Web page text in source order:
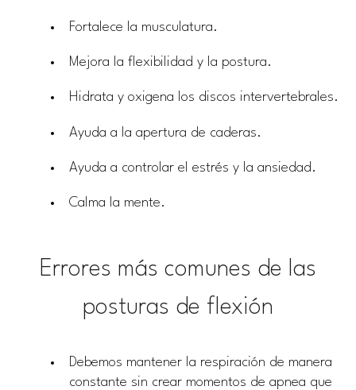
Fortalece la musculatura.
Mejora la flexibilidad y la postura.
Hidrata y oxigena los discos intervertebrales.
Ayuda a la apertura de caderas.
Ayuda a controlar el estrés y la ansiedad.
Calma la mente.
Errores más comunes de las
posturas de flexión
Debemos mantener la respiración de manera
constante sin crear momentos de apnea que